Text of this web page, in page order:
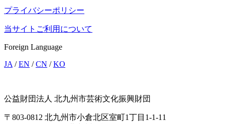
プライバシーポリシー
当サイトご利用について
Foreign Language
JA /EN /CN /KO
公益財団法人 北九州市芸術文化振興財団
〒803-0812 北九州市小倉北区室町1丁目1-1-11